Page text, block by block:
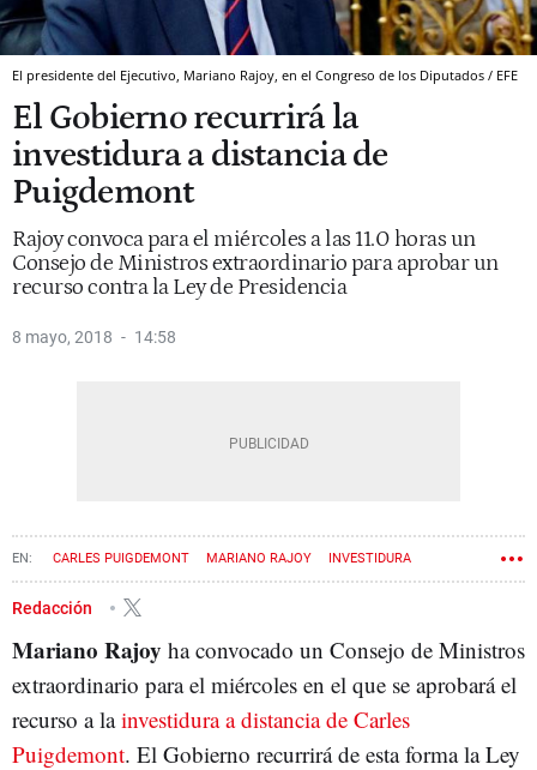
El presidente del Ejecutivo, Mariano Rajoy, en el Congreso de los Diputados / EFE
El Gobierno recurrirá la
investidura a distancia de
Puigdemont
Rajoy convoca para el miércoles a las 11.0 horas un
Consejo de Ministros extraordinario para aprobar un
recurso contra la Ley de Presidencia
8 mayo, 2018 14:58
CARLES PUIGDEMONT MARIANO RAJOY INVESTIDURA
TRIBUNAL CONSTITUCIONAL
Redacción
Mariano Rajoy ha convocado un Consejo de Ministros
extraordinario para el miércoles en el que se aprobará el
recurso a lainvestidura a distancia de Carles
Puigdemont. El Gobierno recurrirá de esta forma la Ley